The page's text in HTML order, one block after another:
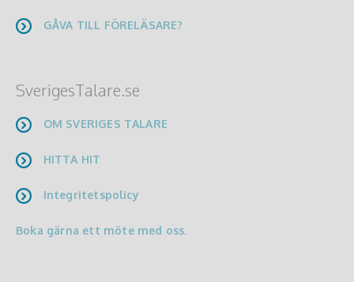
GÅVA TILL FÖRELÄSARE?
SverigesTalare.se
OM SVERIGES TALARE
HITTA HIT
Integritetspolicy
Boka gärna ett möte med oss.